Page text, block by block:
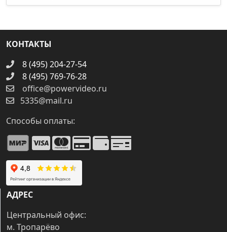
КОНТАКТЫ
8 (495) 204-27-54
8 (495) 769-76-28
office@powervideo.ru
5335@mail.ru
Способы оплаты:
АДРЕС
Центральный офис:
м. Тропарёво